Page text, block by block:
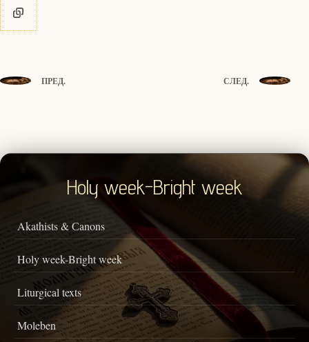
ПРЕД. СЛЕД.
Holy week-Bright week
Akathists & Сanons
Holy week-Bright week
Liturgical texts
Moleben